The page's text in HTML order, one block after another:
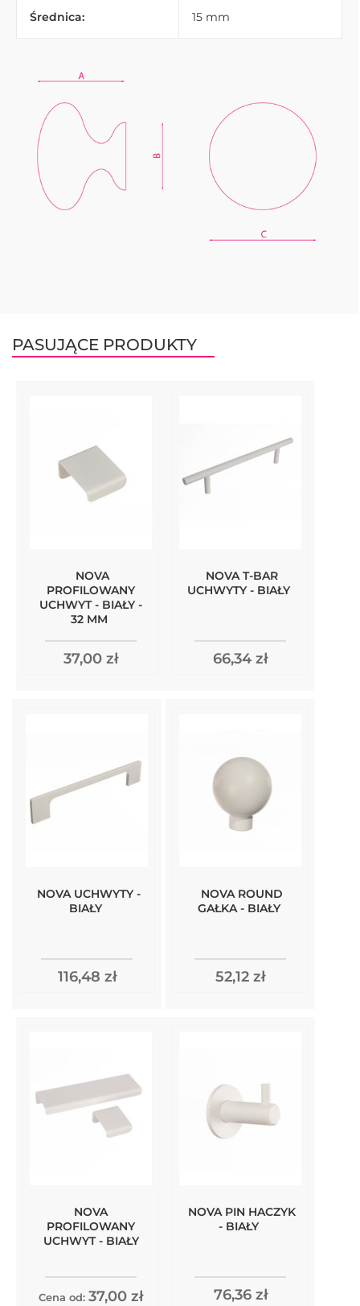
Średnica: 15 mm
PASUJĄCE PRODUKTY
NOVA
PROFILOWANY
UCHWYT - BIAŁY -
32 MM
37,00 zł
NOVA T-BAR
UCHWYTY - BIAŁY
66,34 zł
NOVA UCHWYTY -
BIAŁY
116,48 zł
NOVA ROUND
GAŁKA - BIAŁY
52,12 zł
NOVA
PROFILOWANY
UCHWYT - BIAŁY
Cena od: 37,00 zł
NOVA PIN HACZYK
- BIAŁY
76,36 zł